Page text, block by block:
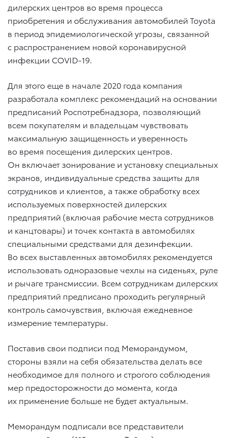
дилерских центров во время процесса
приобретения и обслуживания автомобилей Toyota
в период эпидемиологической угрозы, связанной
с распространением новой коронавирусной
инфекции COVID-19.
Для этого еще в начале 2020 года компания
разработала комплекс рекомендаций на основании
предписаний Роспотребнадзора, позволяющий
всем покупателям и владельцам чувствовать
максимальную защищенность и уверенность
во время посещения дилерских центров.
Он включает зонирование и установку специальных
экранов, индивидуальные средства защиты для
сотрудников и клиентов, а также обработку всех
используемых поверхностей дилерских
предприятий (включая рабочие места сотрудников
и канцтовары) и точек контакта в автомобилях
специальными средствами для дезинфекции.
Во всех выставленных автомобилях рекомендуется
использовать одноразовые чехлы на сиденьях, руле
и рычаге трансмиссии. Всем сотрудникам дилерских
предприятий предписано проходить регулярный
контроль самочувствия, включая ежедневное
измерение температуры.
Поставив свои подписи под Меморандумом,
стороны взяли на себя обязательства делать все
необходимое для полного и строгого соблюдения
мер предосторожности до момента, когда
их применение больше не будет актуальным.
Меморандум подписали все представители